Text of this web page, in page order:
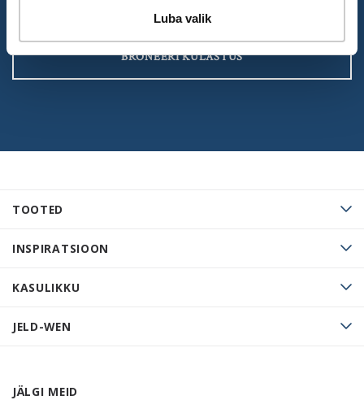
Luba valik
TOOTED
INSPIRATSIOON
KASULIKKU
JELD-WEN
JÄLGI MEID
BRONEERI KÜLASTUS